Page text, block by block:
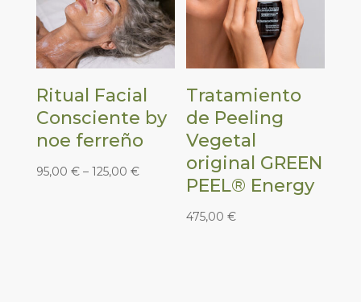
Ritual Facial
Consciente by
noe ferreño
95,00 €– 125,00 €
Tratamiento
de Peeling
Vegetal
original GREEN
PEEL® Energy
475,00€